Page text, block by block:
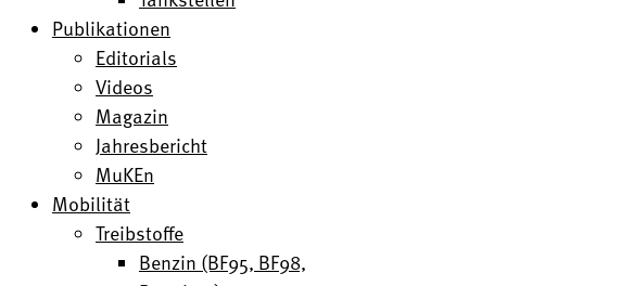
Publikationen
Editorials
Videos
Magazin
Jahresbericht
MuKEn
Mobilität
Treibstoffe
Benzin (BF95, BF98,